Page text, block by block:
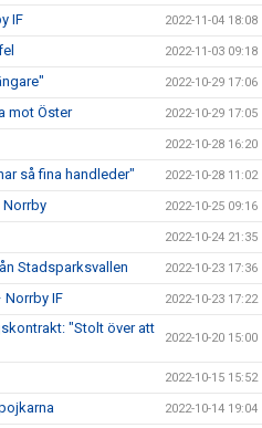
IF 2022-11-04 18:08
2022-11-03 09:18
2022-10-29 17:06
mot Öster 2022-10-29 17:05
2022-10-28 16:20
så fina handleder" 2022-10-28 11:02
Norrby 2022-10-25 09:16
2022-10-24 21:35
Stadsparksvallen 2022-10-23 17:36
IF 2022-10-23 17:22
"Stolt över att
2022-10-20 15:00
2022-10-15 15:52
2022-10-14 19:04